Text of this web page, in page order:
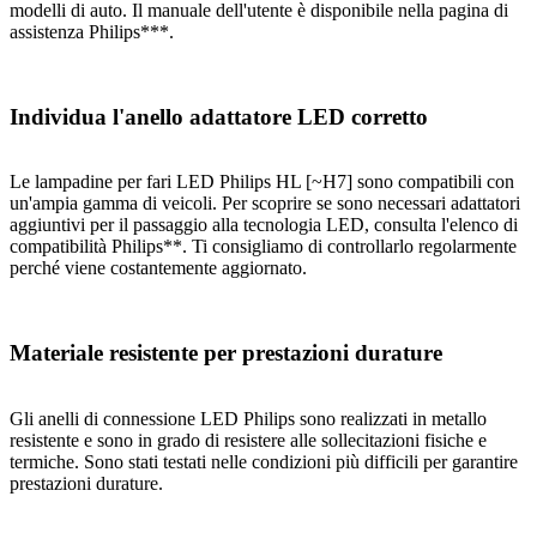
modelli di auto. Il manuale dell'utente è disponibile nella pagina di
assistenza Philips***.
Individua l'anello adattatore LED corretto
Le lampadine per fari LED Philips HL [~H7] sono compatibili con
un'ampia gamma di veicoli. Per scoprire se sono necessari adattatori
aggiuntivi per il passaggio alla tecnologia LED, consulta l'elenco di
compatibilità Philips**. Ti consigliamo di controllarlo regolarmente
perché viene costantemente aggiornato.
Materiale resistente per prestazioni durature
Gli anelli di connessione LED Philips sono realizzati in metallo
resistente e sono in grado di resistere alle sollecitazioni fisiche e
termiche. Sono stati testati nelle condizioni più difficili per garantire
prestazioni durature.